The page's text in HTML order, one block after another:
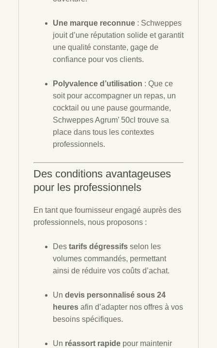
Une marque reconnue : Schweppes
jouit d’une réputation solide et garantit
une qualité constante, gage de
confiance pour vos clients.
Polyvalence d’utilisation : Que ce
soit pour accompagner un repas, un
cocktail ou une pause gourmande,
Schweppes Agrum’ 50cl trouve sa
place dans tous les contextes
professionnels.
Des conditions avantageuses
pour les professionnels
En tant que fournisseur engagé auprès des
professionnels, nous proposons :
Des tarifs dégressifs selon les
volumes commandés, permettant
ainsi de réduire vos coûts d’achat.
Un devis personnalisé sous 24
heures afin d’adapter nos offres à vos
besoins spécifiques.
Un réassort rapide pour maintenir